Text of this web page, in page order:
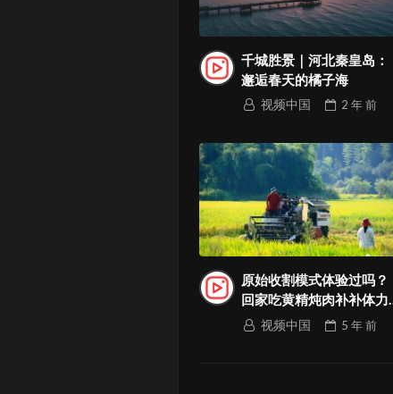
千城胜景｜河北秦皇岛：
邂逅春天的橘子海
视频中国 2 年前
原始收割模式体验过吗？
回家吃黄精炖肉补补体力
继续干
视频中国 5 年前